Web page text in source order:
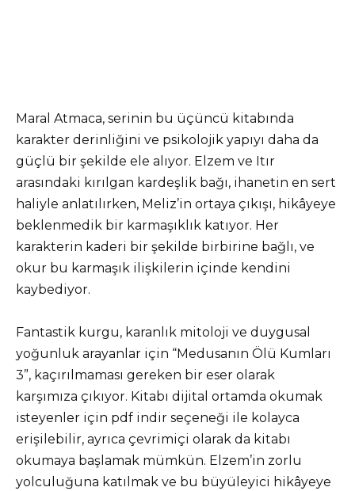
Maral Atmaca, serinin bu üçüncü kitabında
karakter derinliğini ve psikolojik yapıyı daha da
güçlü bir şekilde ele alıyor. Elzem ve Itır
arasındaki kırılgan kardeşlik bağı, ihanetin en sert
haliyle anlatılırken, Meliz’in ortaya çıkışı, hikâyeye
beklenmedik bir karmaşıklık katıyor. Her
karakterin kaderi bir şekilde birbirine bağlı, ve
okur bu karmaşık ilişkilerin içinde kendini
kaybediyor.
Fantastik kurgu, karanlık mitoloji ve duygusal
yoğunluk arayanlar için “Medusanın Ölü Kumları
3”, kaçırılmaması gereken bir eser olarak
karşımıza çıkıyor. Kitabı dijital ortamda okumak
isteyenler için pdf indir seçeneği ile kolayca
erişilebilir, ayrıca çevrimiçi olarak da kitabı
okumaya başlamak mümkün. Elzem’in zorlu
yolculuğuna katılmak ve bu büyüleyici hikâyeye